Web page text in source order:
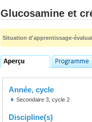
Glucosamine et
Situation d'apprentissage-
Année, cycle
Secondaire 3, cycle 2
Discipline(s)